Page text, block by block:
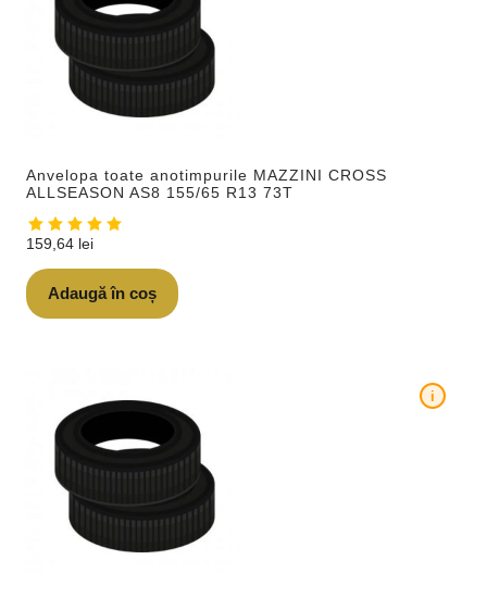
Anvelopa toate anotimpurile MAZZINI CROSS
ALLSEASON AS8 155/65 R13 73T
159,64 lei
Adaugă în coș
i